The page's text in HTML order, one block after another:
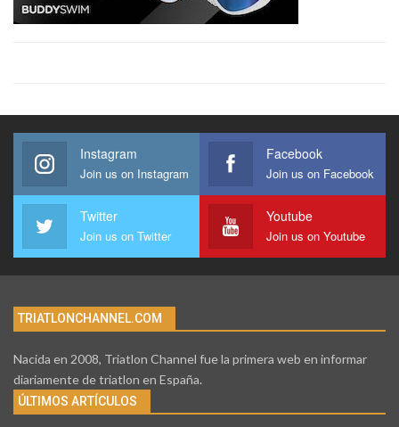
Instagram
Join us on Instagram
Facebook
Join us on Facebook
Twitter
Join us on Twitter
Youtube
Join us on Youtube
TRIATLONCHANNEL.COM
Nacida en 2008, Triatlon Channel fue la primera web en informar
diariamente de triatlon en España.
ÚLTIMOS ARTÍCULOS